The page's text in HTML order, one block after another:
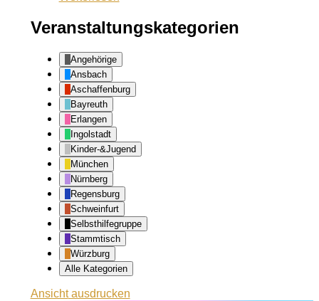
Veranstaltungskategorien
Angehörige
Ansbach
Aschaffenburg
Bayreuth
Erlangen
Ingolstadt
Kinder-&Jugend
München
Nürnberg
Regensburg
Schweinfurt
Selbsthilfegruppe
Stammtisch
Würzburg
Alle Kategorien
Ansichtausdrucken